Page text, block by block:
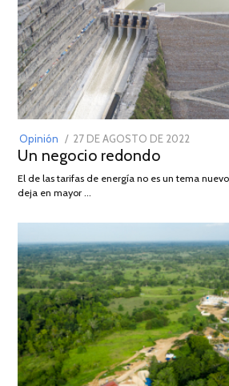
Opinión
POSTED
ON
27 DE AGOSTO DE 2022
DE
Un negocio redondo
El de las tarifas de energía no es un tema
deja en mayor …